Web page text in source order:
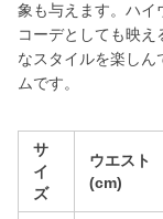
象も与えます。ハイ
コーデとしても映
なスタイルを楽しん
ムです。
サ
イ
ズ
ウエスト
(cm)